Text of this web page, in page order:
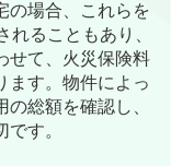
の場合、これらを
ることもあり、
せて、火災保険料
ます。物件によっ
総額を確認し、
す。